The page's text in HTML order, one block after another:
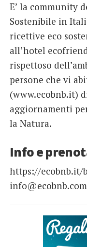
E’ la community
Sostenibile in
ricettive eco
all’hotel
rispettoso
persone che vi
(www.ecobnb.it)
aggiornamenti
la Natura.
Info e
https://ecobnb.it/
info@ecobnb.com